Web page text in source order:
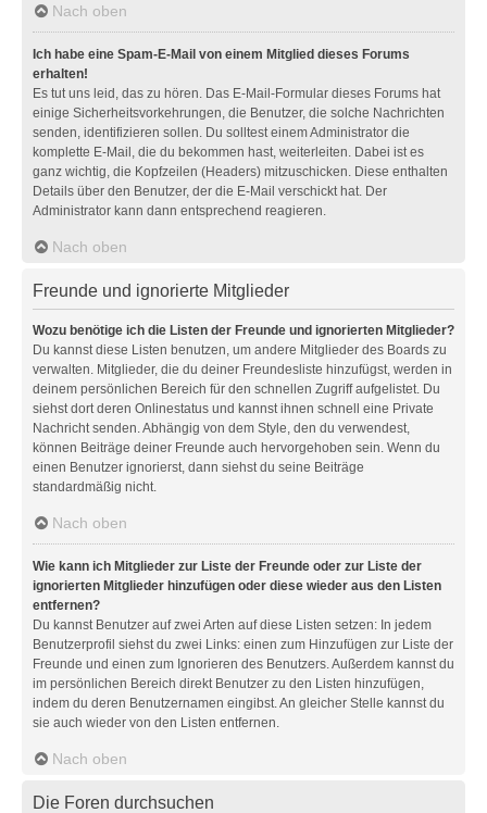
Nach oben
Ich habe eine Spam-E-Mail von einem Mitglied dieses Forums
erhalten!
Es tut uns leid, das zu hören. Das E-Mail-Formular dieses Forums hat
einige Sicherheitsvorkehrungen, die Benutzer, die solche Nachrichten
senden, identifizieren sollen. Du solltest einem Administrator die
komplette E-Mail, die du bekommen hast, weiterleiten. Dabei ist es
ganz wichtig, die Kopfzeilen (Headers) mitzuschicken. Diese enthalten
Details über den Benutzer, der die E-Mail verschickt hat. Der
Administrator kann dann entsprechend reagieren.
Nach oben
Freunde und ignorierte Mitglieder
Wozu benötige ich die Listen der Freunde und ignorierten Mitglieder?
Du kannst diese Listen benutzen, um andere Mitglieder des Boards zu
verwalten. Mitglieder, die du deiner Freundesliste hinzufügst, werden in
deinem persönlichen Bereich für den schnellen Zugriff aufgelistet. Du
siehst dort deren Onlinestatus und kannst ihnen schnell eine Private
Nachricht senden. Abhängig von dem Style, den du verwendest,
können Beiträge deiner Freunde auch hervorgehoben sein. Wenn du
einen Benutzer ignorierst, dann siehst du seine Beiträge
standardmäßig nicht.
Nach oben
Wie kann ich Mitglieder zur Liste der Freunde oder zur Liste der
ignorierten Mitglieder hinzufügen oder diese wieder aus den Listen
entfernen?
Du kannst Benutzer auf zwei Arten auf diese Listen setzen: In jedem
Benutzerprofil siehst du zwei Links: einen zum Hinzufügen zur Liste der
Freunde und einen zum Ignorieren des Benutzers. Außerdem kannst du
im persönlichen Bereich direkt Benutzer zu den Listen hinzufügen,
indem du deren Benutzernamen eingibst. An gleicher Stelle kannst du
sie auch wieder von den Listen entfernen.
Nach oben
Die Foren durchsuchen